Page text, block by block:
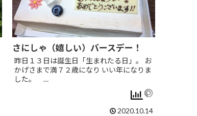
さにしゃ（嬉しい）バースデー！
昨日１３日は誕生日「生まれたる日」。 お
かげさまで満７２歳になり いい年になりま
した。 …
2020.10.14